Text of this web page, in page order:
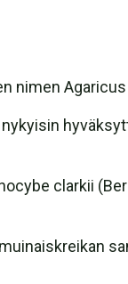
nimen
clarkii